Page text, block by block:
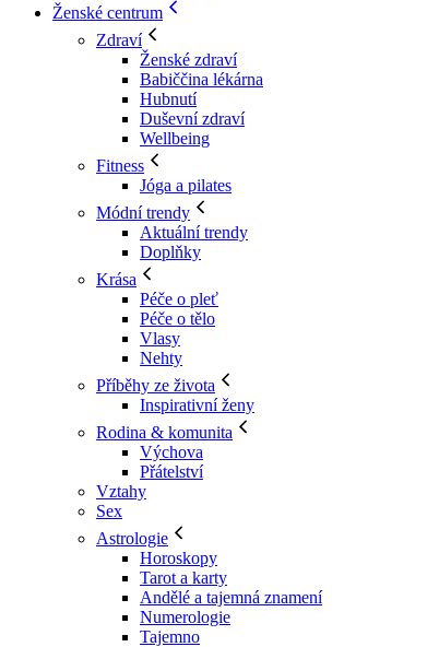
Ženské centrum
Zdraví
Ženské zdraví
Babiččina lékárna
Hubnutí
Duševní zdraví
Wellbeing
Fitness
Jóga a pilates
Módní trendy
Aktuální trendy
Doplňky
Krása
Péče o pleť
Péče o tělo
Vlasy
Nehty
Příběhy ze života
Inspirativní ženy
Rodina & komunita
Výchova
Přátelství
Vztahy
Sex
Astrologie
Horoskopy
Tarot a karty
Andělé a tajemná znamení
Numerologie
Tajemno